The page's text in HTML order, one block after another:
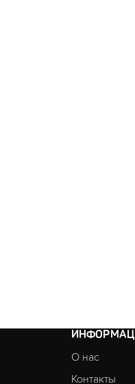
О нас
Контакты